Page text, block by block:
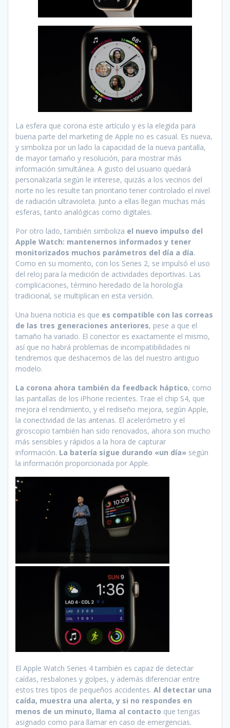
La esfera que corona este artículo y es la elegida para
buena parte del marketing de Apple no es casual. Es nueva,
y simboliza por un lado la capacidad de la nueva pantalla,
de mayor tamaño y resolución, para mostrar más
información simultánea. A gusto del usuario quedará
personalizarla según le interese, quizás a los vecinos del
norte no les resulte tan prioritario tener controlado el nivel
de radiación ultravioleta. Junto a ellas llegan muchas más
esferas, tanto analógicas como digitales.
Por otro lado, también simboliza el nuevo impulso del
Apple Watch: mantenernos informados y tener
monitorizados muchos parámetros del día a día.
Como en su momento, con los Series 2, se impulsó el uso
del reloj para la medición de actividades deportivas. Las
complicaciones, término heredado de la horología
tradicional, se multiplican en esta versión.
Una buena noticia es que es compatible con las correas
de las tres generaciones anteriores, pese a que el
tamaño ha variado. El conector es exactamente el mismo,
así que no habrá problemas de incompatibilidades ni
tendremos que deshacernos de las del nuestro antiguo
modelo.
La corona ahora también da feedback háptico, como
las pantallas de los iPhone recientes. Trae el chip S4, que
mejora el rendimiento, y el rediseño mejora, según Apple,
la conectividad de las antenas. El acelerómetro y el
giroscopio también han sido renovados, ahora son mucho
más sensibles y rápidos a la hora de capturar
información. La batería sigue durando «un día» según
la información proporcionada por Apple.
El Apple Watch Series 4 también es capaz de detectar
caídas, resbalones y golpes, y además diferenciar entre
estos tres tipos de pequeños accidentes. Al detectar una
caída, muestra una alerta, y si no respondes en
menos de un minuto, llama al contacto que tengas
asignado como para llamar en caso de emergencias.